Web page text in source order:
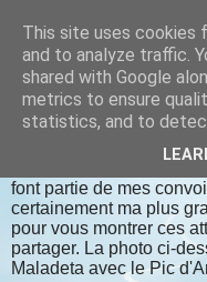
Je m'appelle Jean
randonnée, les lieux
endroits bien
font partie de mes
certainement ma plus
pour vous montrer ces
partager. La photo ci-
Maladeta avec le Pic
This site uses cookies
and to analyze traffic.
shared with Google
metrics to ensure
statistics, and to